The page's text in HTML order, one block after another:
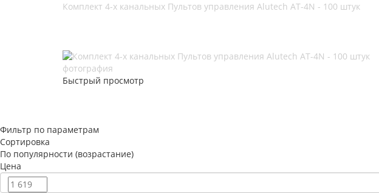
Комплект 4-х канальных Пультов управления Alutech AT-4N - 100 штук
Быстрый просмотр
Фильтр по параметрам
Сортировка
По популярности (возрастание)
Цена